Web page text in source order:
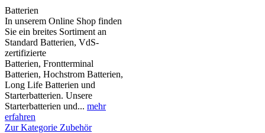
Batterien
In unserem Online Shop finden
Sie ein breites Sortiment an
Standard Batterien, VdS-
zertifizierte
Batterien, Frontterminal
Batterien, Hochstrom Batterien,
Long Life Batterien und
Starterbatterien. Unsere
Starterbatterien und... mehr
erfahren
Zur Kategorie Zubehör